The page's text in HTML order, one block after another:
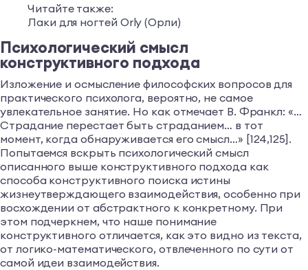
Читайте также:
Лаки для ногтей Orly (Орли)
Психологический смысл
конструктивного подхода
Изложение и осмысление философских вопросов для
практического психолога, вероятно, не самое
увлекательное занятие. Но как отмечает В. Франкл: «…
Страдание перестает быть страданием… в тот
момент, когда обнаруживается его смысл…» [124,125].
Попытаемся вскрыть психологический смысл
описанного выше конструктивного подхода как
способа конструктивного поиска истины
жизнеутверждающего взаимодействия, особенно при
восхождении от абстрактного к конкретному. При
этом подчеркнем, что наше понимание
конструктивного отличается, как это видно из текста,
от логико-математического, отвлеченного по сути от
самой идеи взаимодействия.